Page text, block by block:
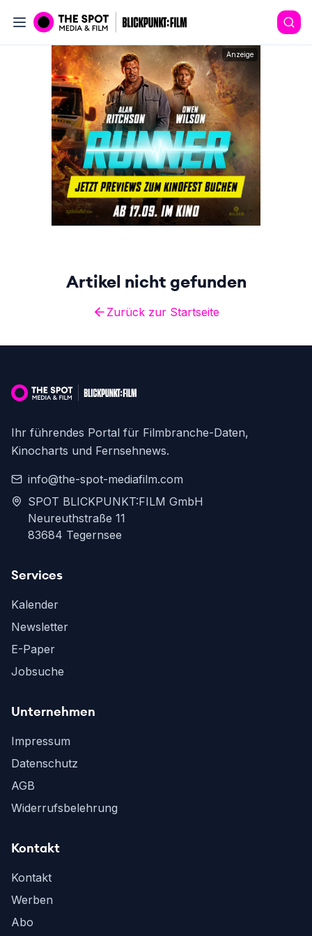
Anzeige
Artikel nicht gefunden
Zurück zur Startseite
Ihr führendes Portal für Filmbranche-Daten,
Kinocharts und Fernsehnews.
info@the-spot-mediafilm.com
SPOT BLICKPUNKT:FILM GmbH
Neureuthstraße 11
83684 Tegernsee
Services
Kalender
Newsletter
E-Paper
Jobsuche
Unternehmen
Impressum
Datenschutz
AGB
Widerrufsbelehrung
Kontakt
Kontakt
Werben
Abo